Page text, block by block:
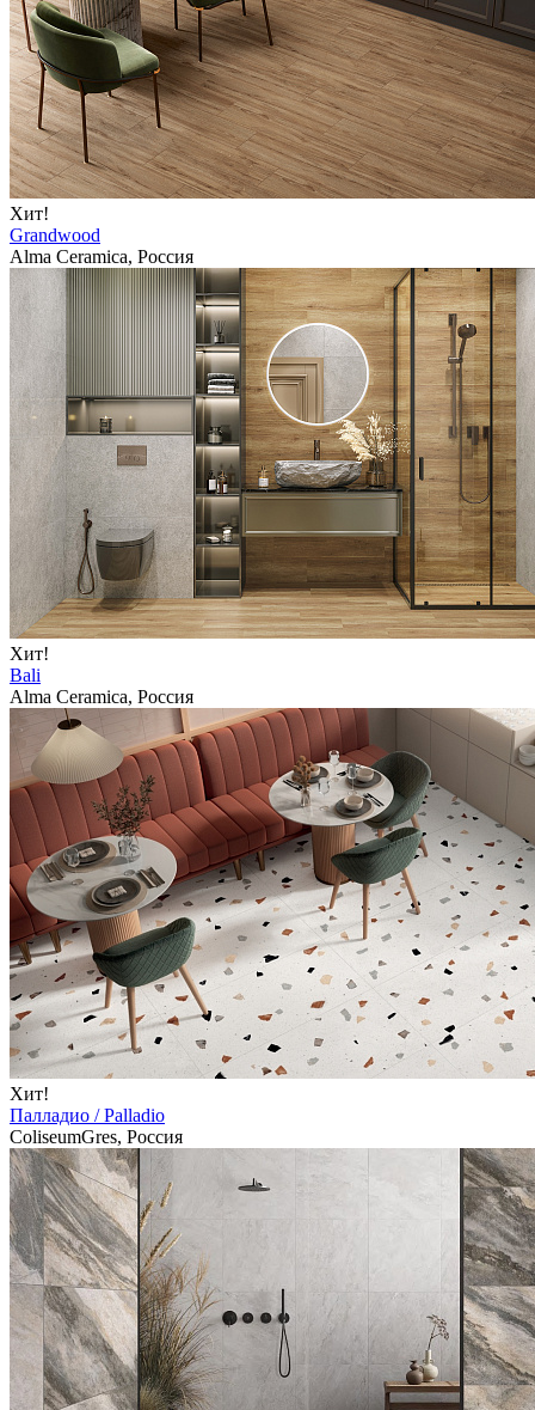
Хит!
Grandwood
Alma Ceramica, Россия
Хит!
Bali
Alma Ceramica, Россия
Хит!
Палладио / Palladio
ColiseumGres, Россия